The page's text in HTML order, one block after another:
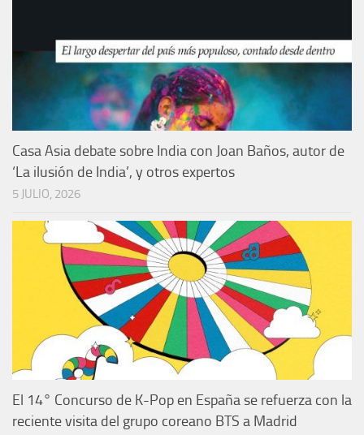
Casa Asia debate sobre India con Joan Baños, autor de
‘La ilusión de India’, y otros expertos
5 JULIO, 2026
El 14° Concurso de K-Pop en España se refuerza con la
reciente visita del grupo coreano BTS a Madrid